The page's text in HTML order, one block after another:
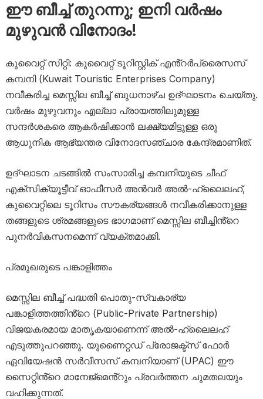
ഈ ബീച്ച് തുറന്നു; ഇനി വർഷം
മുഴുവൻ വിനോദം!
കുവൈറ്റ് സിറ്റി: കുവൈറ്റ് ടൂറിസ്റ്റിക് എൻ്റർപ്രൈസസ്
കമ്പനി (Kuwait Touristic Enterprises Company)
നവീകരിച്ച മെസ്സില ബീച്ച് ബുധനാഴ്ച ഉദ്ഘാടനം ചെയ്തു.
വർഷം മുഴുവനും എല്ലാ പ്രായത്തിലുമുള്ള
സന്ദർശകരെ ആകർഷിക്കാൻ ലക്ഷ്യമിട്ടുള്ള ഒരു
ആധുനിക ആഭ്യന്തര വിനോദസഞ്ചാര കേന്ദ്രമാണിത്.
ഉദ്ഘാടന ചടങ്ങിൽ സംസാരിച്ച കമ്പനിയുടെ ചീഫ്
എക്സിക്യൂട്ടീവ് ഓഫീസർ അൻവർ അൽ-ഹ്ലൈലഹ്,
കുവൈറ്റിലെ ടൂറിസം സൗകര്യങ്ങൾ നവീകരിക്കാനുള്ള
തങ്ങളുടെ ശ്രമങ്ങളുടെ ഭാഗമാണ് മെസ്സില ബീച്ചിൻ്റെ
പുനർവികസനമെന്ന് വ്യക്തമാക്കി.
പ്രമുഖരുടെ പങ്കാളിത്തം
മെസ്സില ബീച്ച് പദ്ധതി പൊതു-സ്വകാര്യ
പങ്കാളിത്തത്തിൻ്റെ (Public-Private Partnership)
വിജയകരമായ മാതൃകയാണെന്ന് അൽ-ഹ്ലൈലഹ്
എടുത്തുപറഞ്ഞു. യുണൈറ്റഡ് പ്രോജക്ട്സ് ഫോർ
ഏവിയേഷൻ സർവീസസ് കമ്പനിയാണ് (UPAC) ഈ
സൈറ്റിൻ്റെ മാനേജ്മെൻ്റും പ്രവർത്തന ചുമതലയും
വഹിക്കുന്നത്.